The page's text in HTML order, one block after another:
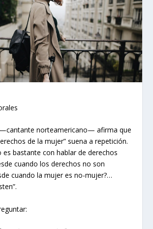
norteamericano— afirma que
de la mujer” suena a repetición.
es bastante con hablar de derechos
cuando los derechos no son
cuando la mujer es no-mujer?…